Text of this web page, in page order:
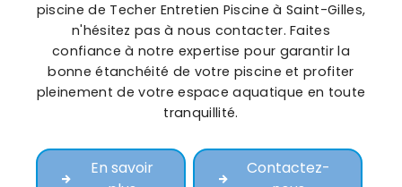
piscine de Techer Entretien Piscine à Saint-Gilles,
n'hésitez pas à nous contacter. Faites
confiance à notre expertise pour garantir la
bonne étanchéité de votre piscine et profiter
pleinement de votre espace aquatique en toute
tranquillité.
En savoir
Contactez-